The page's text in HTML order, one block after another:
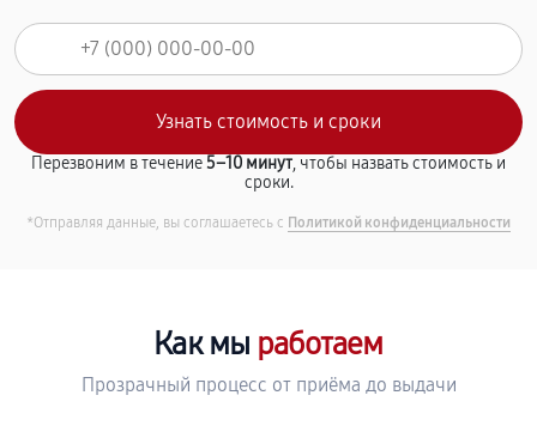
Перезвоним в течение5–10 минут, чтобы назвать стоимость и
сроки.
*Отправляя данные, вы соглашаетесь с Политикой конфиденциальности
Как мы работаем
Прозрачный процесс от приёма до выдачи